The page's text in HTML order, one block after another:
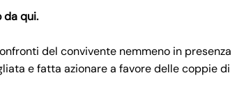
da qui.
del convivente nemmeno in presenza
e fatta azionare a favore delle coppie di